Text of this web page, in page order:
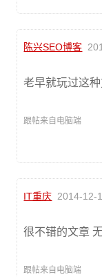
陈兴SEO博客
老早就玩过这
跟帖来自电脑端
IT重庆 2014-12-
很不错的文章
跟帖来自电脑端